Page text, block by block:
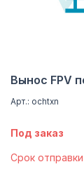
Вынос FPV
Арт.: ochtxn
Под заказ
Cрок